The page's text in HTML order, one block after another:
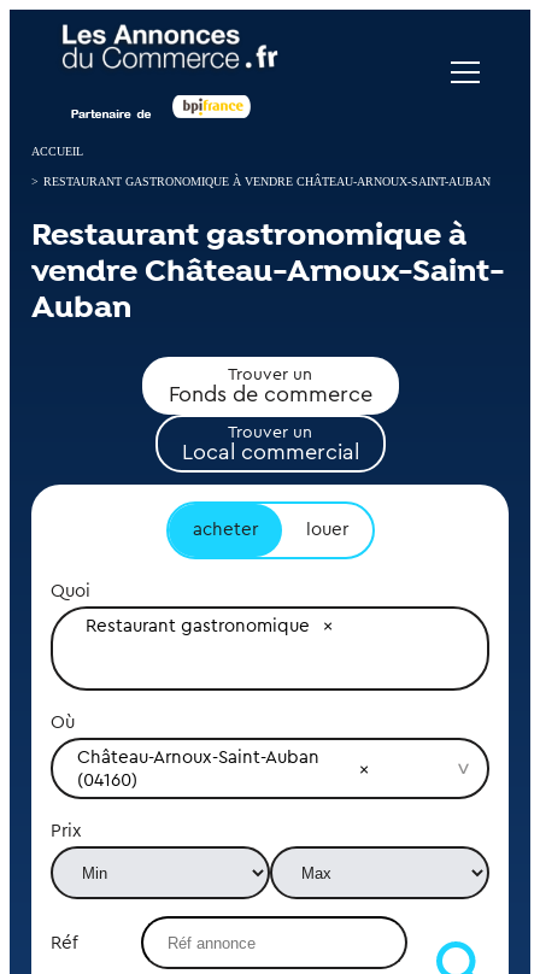
ACCUEIL
> RESTAURANT GASTRONOMIQUE À VENDRE CHÂTEAU-ARNOUX-SAINT-AUBAN
Restaurant gastronomique à
vendre Château-Arnoux-Saint-
Auban
Trouver un
Fonds de commerce
Trouver un
Local commercial
acheter louer
Quoi
Restaurant gastronomique
Où
Château-Arnoux-Saint-Auban
(04160)
Prix
Réf
Panneau de gestion des cookies